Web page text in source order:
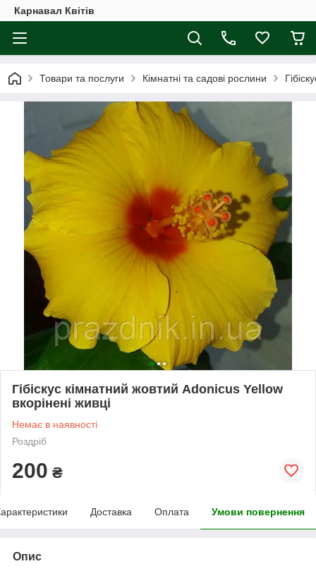
Карнавал Квітів
Товари та послуги Кімнатні та садові рослини
Гібіскус кімнатний жовтий Adonicus Yellow
вкорінені живці
Немає в наявності
Роздріб
200 ₴
Доставка Оплата Умови повернення
Опис